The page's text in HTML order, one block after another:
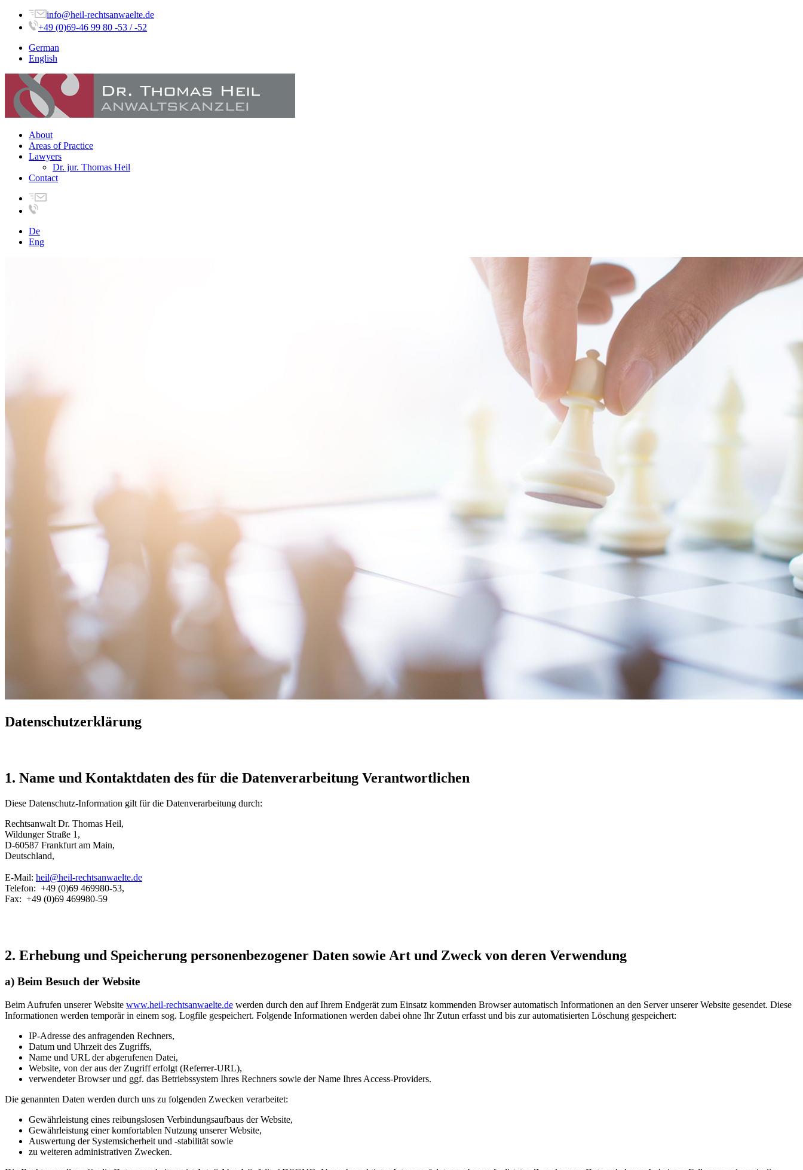
info@heil-rechtsanwaelte.de
+49 (0)69-46 99 80 -53 / -52
German
English
About
Areas of Practice
Lawyers
Dr. jur. Thomas Heil
Contact
De
Eng
Datenschutzerklärung
1. Name und Kontaktdaten des für die Datenverarbeitung Verantwortlichen
Diese Datenschutz-Information gilt für die Datenverarbeitung durch:
Rechtsanwalt Dr. Thomas Heil,
Wildunger Straße 1,
D-60587 Frankfurt am Main,
Deutschland,
E-Mail: heil@heil-rechtsanwaelte.de
Telefon: +49 (0)69 469980-53,
Fax: +49 (0)69 469980-59
2. Erhebung und Speicherung personenbezogener Daten sowie Art und Zweck von deren Verwendung
a) Beim Besuch der Website
Beim Aufrufen unserer Website www.heil-rechtsanwaelte.de werden durch den auf Ihrem Endgerät zum Einsatz kommenden Browser automatisch Informationen an den Server unserer Website gesendet. Diese
Informationen werden temporär in einem sog. Logfile gespeichert. Folgende Informationen werden dabei ohne Ihr Zutun erfasst und bis zur automatisierten Löschung gespeichert:
IP-Adresse des anfragenden Rechners,
Datum und Uhrzeit des Zugriffs,
Name und URL der abgerufenen Datei,
Website, von der aus der Zugriff erfolgt (Referrer-URL),
verwendeter Browser und ggf. das Betriebssystem Ihres Rechners sowie der Name Ihres Access-Providers.
Die genannten Daten werden durch uns zu folgenden Zwecken verarbeitet:
Gewährleistung eines reibungslosen Verbindungsaufbaus der Website,
Gewährleistung einer komfortablen Nutzung unserer Website,
Auswertung der Systemsicherheit und -stabilität sowie
zu weiteren administrativen Zwecken.